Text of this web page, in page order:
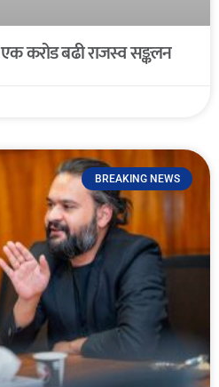
करोड बढी राजस्व सङ्कलन
BREAKING NEWS